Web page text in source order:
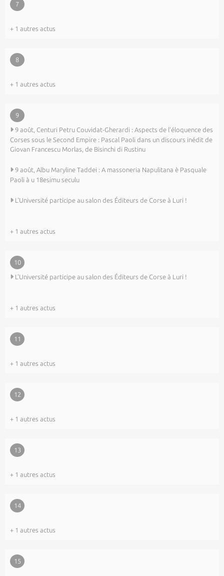
7
+ 1 autres actus
8
+ 1 autres actus
9
9 août, Centuri Petru Couvidat-Gherardi : Aspects de l’éloquence des
Corses sous le Second Empire : Pascal Paoli dans un discours inédit de
Giovan Francescu Morlas, de Bisinchi di Rustinu
9 août, Albu Maryline Taddei : A massoneria Napulitana è Pasquale
Paoli à u 18esimu seculu
L'Université participe au salon des Éditeurs de Corse à Luri !
+ 1 autres actus
10
L'Université participe au salon des Éditeurs de Corse à Luri !
+ 1 autres actus
11
+ 1 autres actus
12
+ 1 autres actus
13
+ 1 autres actus
14
+ 1 autres actus
15